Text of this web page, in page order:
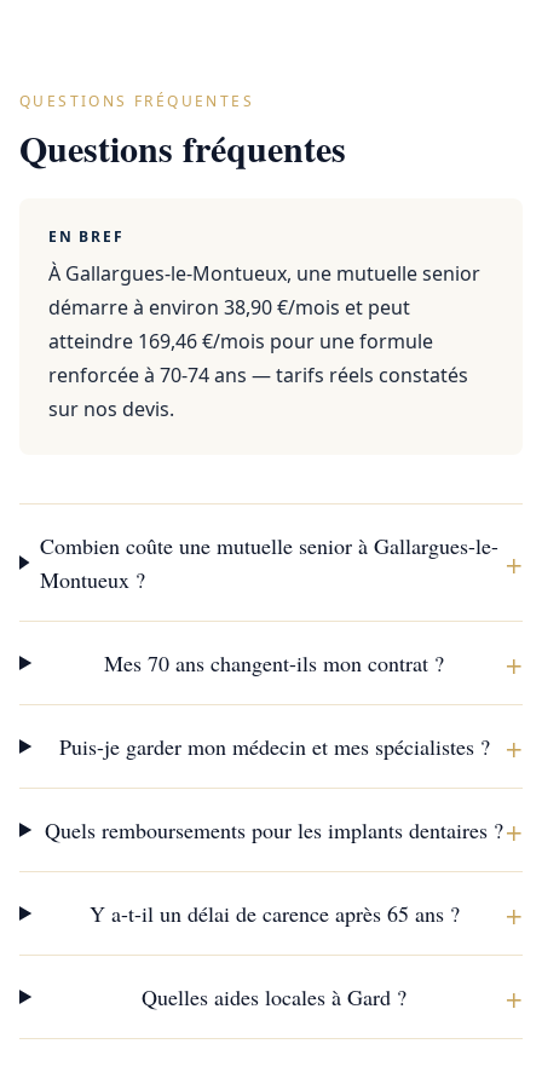
QUESTIONS FRÉQUENTES
Questions fréquentes
EN BREF
À Gallargues-le-Montueux, une mutuelle senior
démarre à environ 38,90 €/mois et peut
atteindre 169,46 €/mois pour une formule
renforcée à 70-74 ans — tarifs réels constatés
sur nos devis.
Combien coûte une mutuelle senior à Gallargues-le-
Montueux ?
+
Mes 70 ans changent-ils mon contrat ? +
Puis-je garder mon médecin et mes spécialistes ? +
Quels remboursements pour les implants dentaires ?+
Y a-t-il un délai de carence après 65 ans ? +
Quelles aides locales à Gard ? +